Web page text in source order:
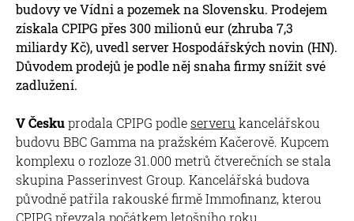
budovy ve Vídni a pozemek na Slovensku. Prodejem
získala CPIPG přes 300 milionů eur (zhruba 7,3
miliardy Kč), uvedl server Hospodářských novin (HN).
Důvodem prodejů je podle něj snaha firmy snížit své
zadlužení.
V Českuprodala CPIPG podleserveru kancelářskou
budovu BBC Gamma na pražském Kačerově. Kupcem
komplexu o rozloze 31.000 metrů čtverečních se stala
skupina Passerinvest Group. Kancelářská budova
původně patřila rakouské firmě Immofinanz, kterou
CPIPG převzala počátkem letošního roku.